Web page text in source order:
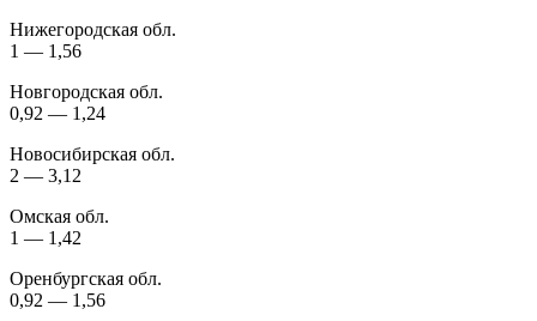
Нижегородская обл.
1 — 1,56
Новгородская обл.
0,92 — 1,24
Новосибирская обл.
2 — 3,12
Омская обл.
1 — 1,42
Оренбургская обл.
0,92 — 1,56